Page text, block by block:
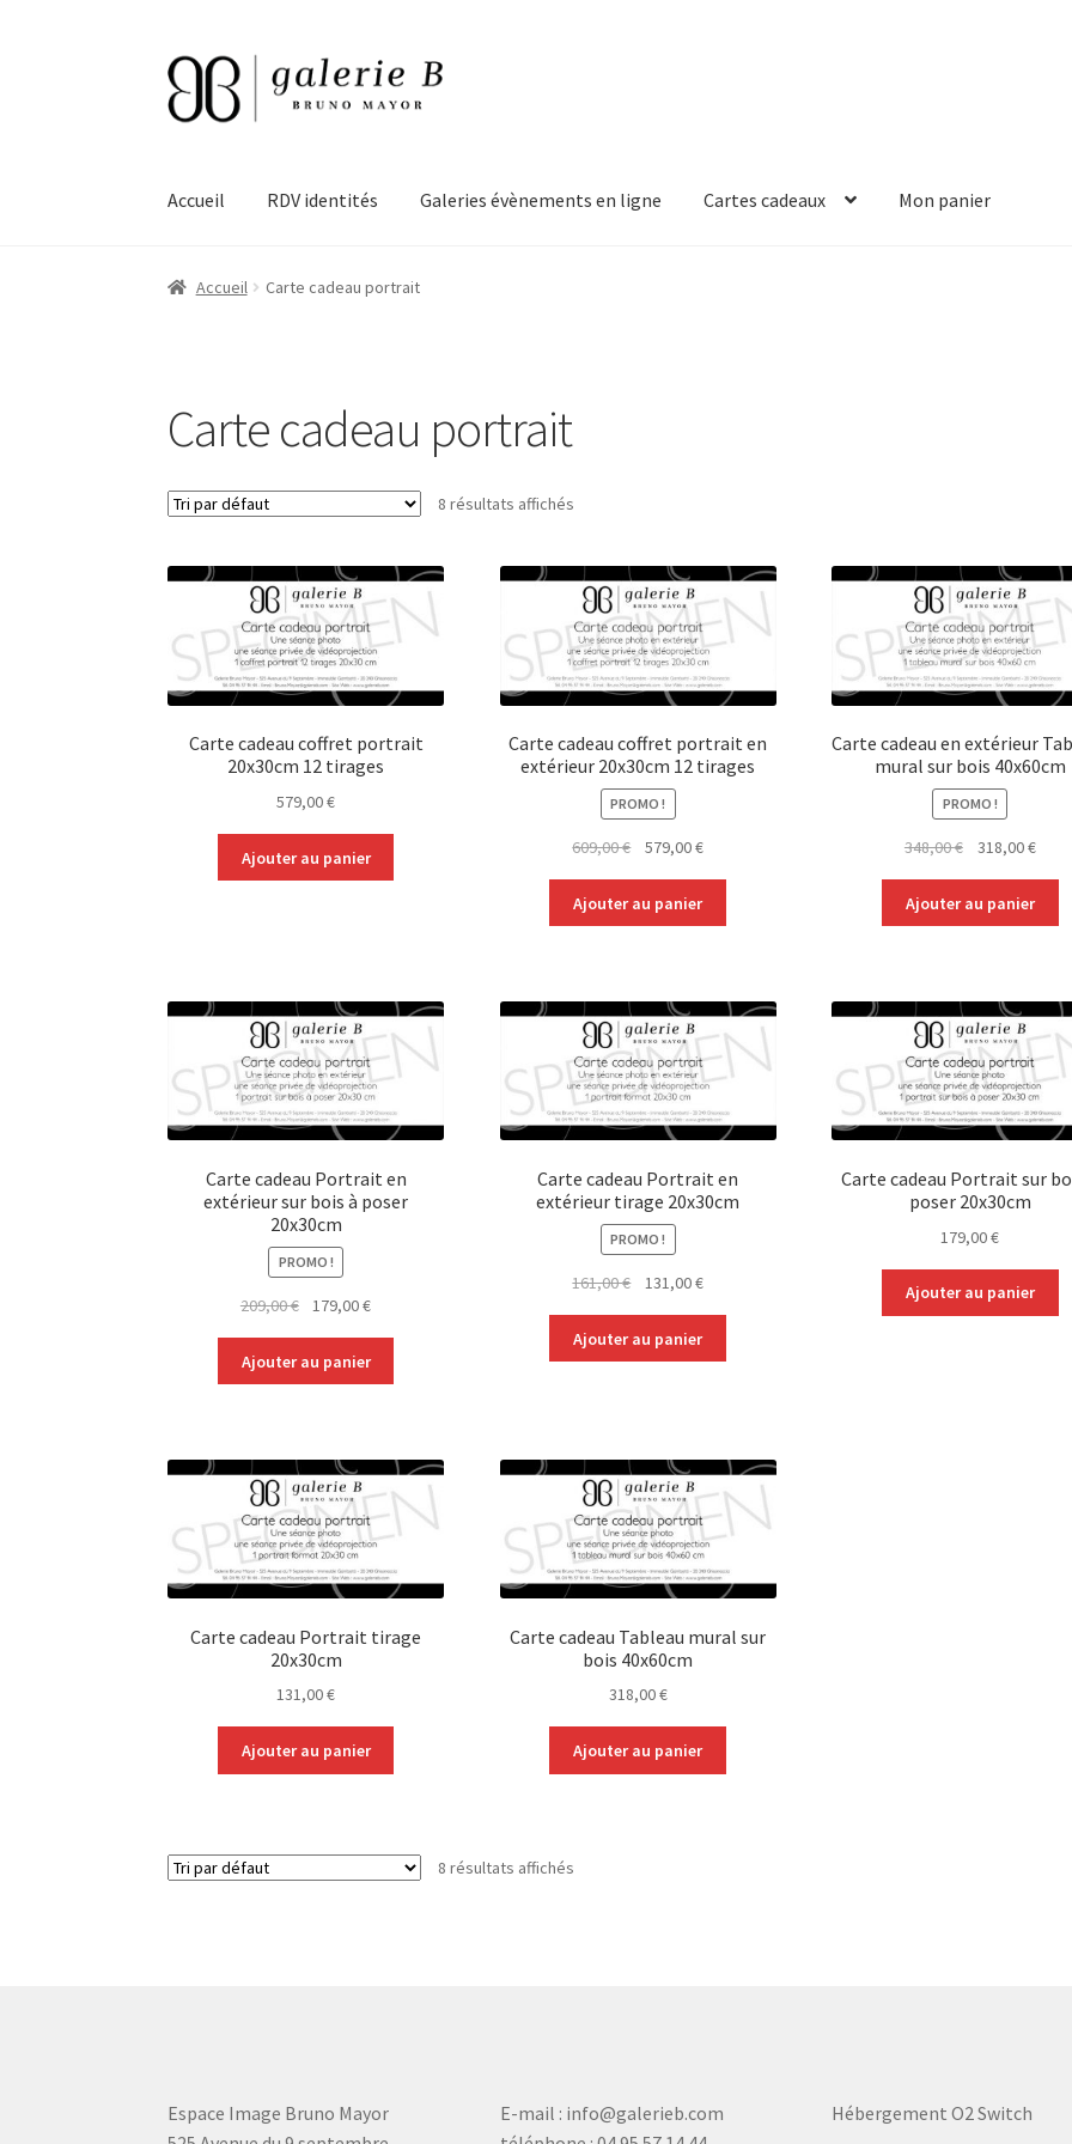
Aller
à
la
Aller
au
contenu
Accueil RDV identités Galeries évènements en ligne Cartes cadeaux Mon panier
Accueil Carte cadeau portrait
Carte cadeau portrait
8 résultats affichés
Carte cadeau coffret portrait
20x30cm 12 tirages
579,00€
Ajouter au panier
Carte cadeau coffret portrait en
extérieur 20x30cm 12 tirages
PROMO !
609,00€
Le
initial
était :
579,00€Le
actuel
est :
Ajouter au panier
Carte cadeau en extérieur
mural sur bois 40x60cm
PROMO !
348,00€
Le
initial
était :
318,00€Le
est :
Ajouter au panier
Carte cadeau Portrait en
extérieur sur bois à poser
20x30cm
PROMO !
209,00€
Le
initial
était :
179,00€Le
actuel
est :
Ajouter au panier
Carte cadeau Portrait en
extérieur tirage 20x30cm
PROMO !
161,00€
Le
initial
était :
131,00€Le
actuel
est :
Ajouter au panier
Carte cadeau Portrait sur
poser 20x30cm
179,00€
Ajouter au panier
Carte cadeau Portrait tirage
20x30cm
131,00€
Ajouter au panier
Carte cadeau Tableau mural sur
bois 40x60cm
318,00€
Ajouter au panier
8 résultats affichés
Espace Image Bruno Mayor
E-mail : info@galerieb.com
Hébergement O2 Switch